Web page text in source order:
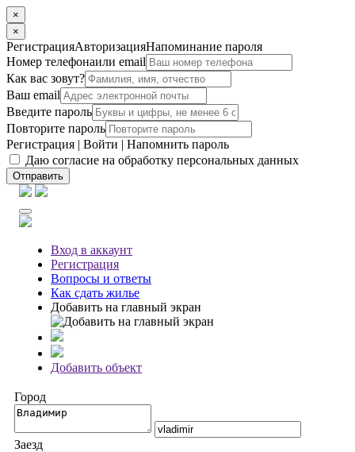
×
×
РегистрацияАвторизацияНапоминание пароля
Номер телефонаили email
Как вас зовут?
Ваш email
Введите пароль
Повторите пароль
Регистрация | Войти | Напомнить пароль
Даю согласие на обработку персональных данных
Отправить
Вход в аккаунт
Регистрация
Вопросы и ответы
Как сдать жилье
Добавить на главный экран
Добавить объект
Город
Заезд